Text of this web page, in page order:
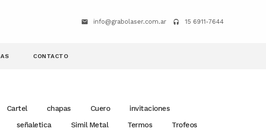
info@grabolaser.com.ar 15 6911-7644
CONTACTO
Cartel chapas Cuero
invitaciones
señaletica Simil Metal Termos
Trofeos